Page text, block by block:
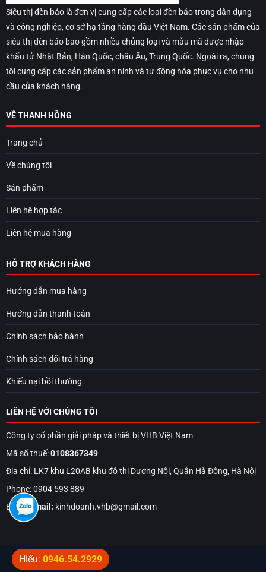
Siêu thị đèn báo là đơn vị cung cấp các loại đèn báo trong dân dụng
và công nghiệp, cơ sở hạ tầng hàng đầu Việt Nam. Các sản phẩm của
siêu thị đèn báo bao gồm nhiều chủng loại và mẫu mã được nhập
khẩu tử Nhật Bản, Hàn Quốc, châu Âu, Trung Quốc. Ngoài ra, chung
tôi cung cấp các sản phẩm an ninh và tự động hóa phục vụ cho nhu
cầu của khách hàng.
VỀ THANH HỒNG
Trang chủ
Về chúng tôi
Sản phẩm
Liên hệ hợp tác
Liên hệ mua hàng
HỖ TRỢ KHÁCH HÀNG
Hướng dẫn mua hàng
Hướng dẫn thanh toán
Chính sách bảo hành
Chính sách đổi trả hàng
Khiếu nại bồi thường
LIÊN HỆ VỚI CHÚNG TÔI
Công ty cổ phần giải pháp và thiết bị VHB Việt Nam
Mã số thuế:0108367349
Địa chỉ: LK7 khu L20AB khu đô thị Dương Nội, Quận Hà Đông, Hà Nội
Phone: 0904 593 889
Email:Email: kinhdoanh.vhb@gmail.com
Hiếu: 0946.54.2929